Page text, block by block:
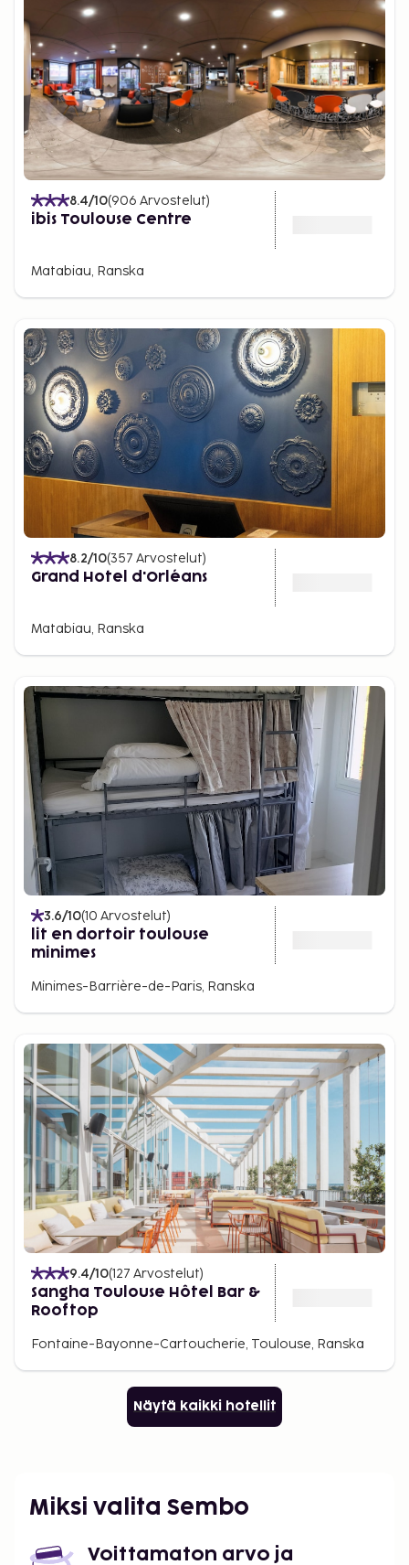
8.4/10(906 Arvostelut)
ibis Toulouse Centre
Matabiau, Ranska
8.2/10(357 Arvostelut)
Grand Hotel d'Orléans
Matabiau, Ranska
3.6/10(10 Arvostelut)
lit en dortoir toulouse
minimes
Minimes-Barrière-de-Paris, Ranska
9.4/10(127 Arvostelut)
Sangha Toulouse Hôtel Bar &
Rooftop
Fontaine-Bayonne-Cartoucherie, Toulouse, Ranska
Näytä kaikki hotellit
Miksi valita Sembo
Voittamaton arvo ja